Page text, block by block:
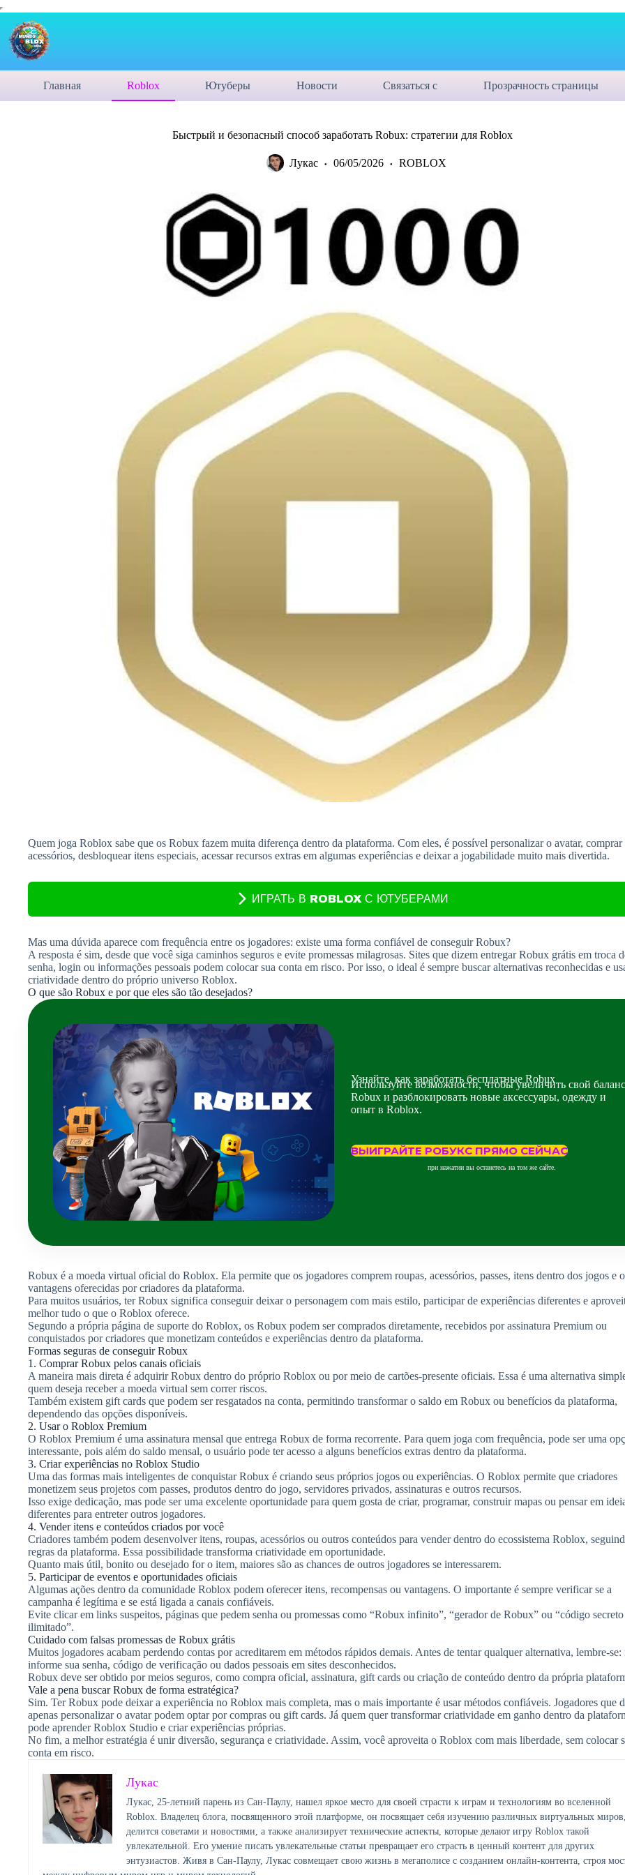
Главная Roblox Ютуберы Новости Связаться с Прозрачность страницы
Быстрый и безопасный способ заработать Robux: стратегии для Roblox
Лукас 06/05/2026 ROBLOX
Quem joga Roblox sabe que os Robux fazem muita diferença dentro da plataforma. Com eles, é possível personalizar o avatar, comprar
acessórios, desbloquear itens especiais, acessar recursos extras em algumas experiências e deixar a jogabilidade muito mais divertida.
ИГРАТЬ В ROBLOX С ЮТУБЕРАМИ
Mas uma dúvida aparece com frequência entre os jogadores: existe uma forma confiável de conseguir Robux?
A resposta é sim, desde que você siga caminhos seguros e evite promessas milagrosas. Sites que dizem entregar Robux grátis em troca
senha, login ou informações pessoais podem colocar sua conta em risco. Por isso, o ideal é sempre buscar alternativas reconhecidas e
criatividade dentro do próprio universo Roblox.
O que são Robux e por que eles são tão desejados?
Узнайте, как заработать бесплатные Robux
Используйте возможности, чтобы увеличить свой баланс
Robux и разблокировать новые аксессуары, одежду и
опыт в Roblox.
ВЫИГРАЙТЕ РОБУКС ПРЯМО СЕЙЧАС
при нажатии вы останетесь на том же сайте.
Robux é a moeda virtual oficial do Roblox. Ela permite que os jogadores comprem roupas, acessórios, passes, itens dentro dos jogos e
vantagens oferecidas por criadores da plataforma.
Para muitos usuários, ter Robux significa conseguir deixar o personagem com mais estilo, participar de experiências diferentes e
melhor tudo o que o Roblox oferece.
Segundo a própria página de suporte do Roblox, os Robux podem ser comprados diretamente, recebidos por assinatura Premium ou
conquistados por criadores que monetizam conteúdos e experiências dentro da plataforma.
Formas seguras de conseguir Robux
1. Comprar Robux pelos canais oficiais
A maneira mais direta é adquirir Robux dentro do próprio Roblox ou por meio de cartões-presente oficiais. Essa é uma alternativa
quem deseja receber a moeda virtual sem correr riscos.
Também existem gift cards que podem ser resgatados na conta, permitindo transformar o saldo em Robux ou benefícios da plataforma,
dependendo das opções disponíveis.
2. Usar o Roblox Premium
O Roblox Premium é uma assinatura mensal que entrega Robux de forma recorrente. Para quem joga com frequência, pode ser uma
interessante, pois além do saldo mensal, o usuário pode ter acesso a alguns benefícios extras dentro da plataforma.
3. Criar experiências no Roblox Studio
Uma das formas mais inteligentes de conquistar Robux é criando seus próprios jogos ou experiências. O Roblox permite que criadores
monetizem seus projetos com passes, produtos dentro do jogo, servidores privados, assinaturas e outros recursos.
Isso exige dedicação, mas pode ser uma excelente oportunidade para quem gosta de criar, programar, construir mapas ou pensar em
diferentes para entreter outros jogadores.
4. Vender itens e conteúdos criados por você
Criadores também podem desenvolver itens, roupas, acessórios ou outros conteúdos para vender dentro do ecossistema Roblox,
regras da plataforma. Essa possibilidade transforma criatividade em oportunidade.
Quanto mais útil, bonito ou desejado for o item, maiores são as chances de outros jogadores se interessarem.
5. Participar de eventos e oportunidades oficiais
Algumas ações dentro da comunidade Roblox podem oferecer itens, recompensas ou vantagens. O importante é sempre verificar se a
campanha é legítima e se está ligada a canais confiáveis.
Evite clicar em links suspeitos, páginas que pedem senha ou promessas como “Robux infinito”, “gerador de Robux” ou “código secreto
ilimitado”.
Cuidado com falsas promessas de Robux grátis
Muitos jogadores acabam perdendo contas por acreditarem em métodos rápidos demais. Antes de tentar qualquer alternativa, lembre-se:
informe sua senha, código de verificação ou dados pessoais em sites desconhecidos.
Robux deve ser obtido por meios seguros, como compra oficial, assinatura, gift cards ou criação de conteúdo dentro da própria
Vale a pena buscar Robux de forma estratégica?
Sim. Ter Robux pode deixar a experiência no Roblox mais completa, mas o mais importante é usar métodos confiáveis. Jogadores que
apenas personalizar o avatar podem optar por compras ou gift cards. Já quem quer transformar criatividade em ganho dentro da
pode aprender Roblox Studio e criar experiências próprias.
No fim, a melhor estratégia é unir diversão, segurança e criatividade. Assim, você aproveita o Roblox com mais liberdade, sem colocar
conta em risco.
Лукас
Лукас, 25-летний парень из Сан-Паулу, нашел яркое место для своей страсти к играм и технологиям во вселенной
Roblox. Владелец блога, посвященного этой платформе, он посвящает себя изучению различных виртуальных миров,
делится советами и новостями, а также анализирует технические аспекты, которые делают игру Roblox такой
увлекательной. Его умение писать увлекательные статьи превращает его страсть в ценный контент для других
энтузиастов. Живя в Сан-Паулу, Лукас совмещает свою жизнь в мегаполисе с созданием онлайн-контента, строя